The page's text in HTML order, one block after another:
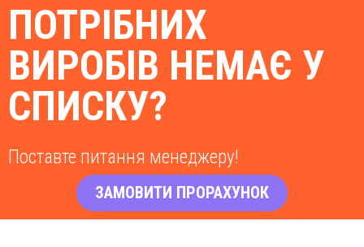
ПОТРІБНИХ
ВИРОБІВ НЕМАЄ У
СПИСКУ?
Поставте питання менеджеру!
ЗАМОВИТИ ПРОРАХУНОК